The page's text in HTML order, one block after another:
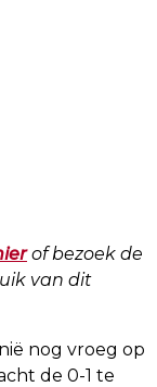
of bezoek de
van dit
nog vroeg op
de 0-1 te